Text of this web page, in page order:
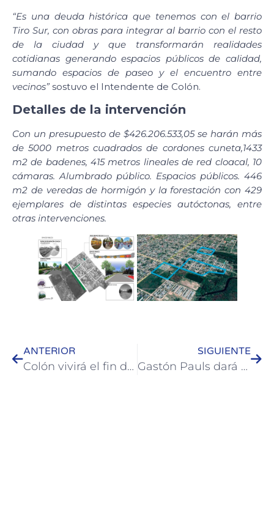
“Es una deuda histórica que tenemos con el barrio
Tiro Sur, con obras para integrar al barrio con el resto
de la ciudad y que transformarán realidades
cotidianas generando espacios públicos de calidad,
sumando espacios de paseo y el encuentro entre
vecinos”sostuvo el Intendente de Colón.
Detalles de la intervención
Con un presupuesto de $426.206.533,05 se harán más
de 5000 metros cuadrados de cordones cuneta,1433
m2 de badenes, 415 metros lineales de red cloacal, 10
cámaras. Alumbrado público. Espacios públicos. 446
m2 de veredas de hormigón y la forestación con 429
ejemplares de distintas especies autóctonas, entre
otras intervenciones.
ANTERIOR
Colón vivirá el fin de semana largo de octubre cargado de actividades
SIGUIENTE
Gastón Pauls dará una charla sobre prevención en adicciones